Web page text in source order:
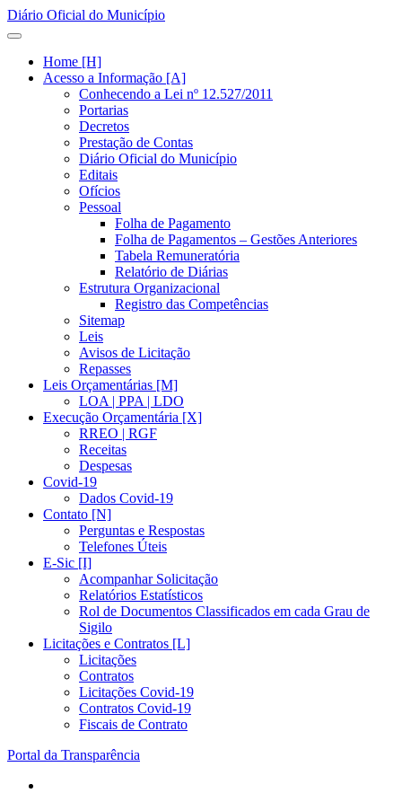
Diário Oficial do Município
Home [H]
Acesso a Informação [A]
Conhecendo a Lei nº 12.527/2011
Portarias
Decretos
Prestação de Contas
Diário Oficial do Município
Editais
Ofícios
Pessoal
Folha de Pagamento
Folha de Pagamentos – Gestões Anteriores
Tabela Remuneratória
Relatório de Diárias
Estrutura Organizacional
Registro das Competências
Sitemap
Leis
Avisos de Licitação
Repasses
Leis Orçamentárias [M]
LOA | PPA | LDO
Execução Orçamentária [X]
RREO | RGF
Receitas
Despesas
Covid-19
Dados Covid-19
Contato [N]
Perguntas e Respostas
Telefones Úteis
E-Sic [I]
Acompanhar Solicitação
Relatórios Estatísticos
Rol de Documentos Classificados em cada Grau de
Sigilo
Licitações e Contratos [L]
Licitações
Contratos
Licitações Covid-19
Contratos Covid-19
Fiscais de Contrato
Portal da Transparência